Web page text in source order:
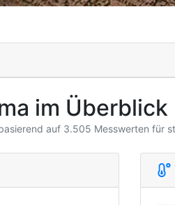
im Überblick
auf 3.505 Messwerten für